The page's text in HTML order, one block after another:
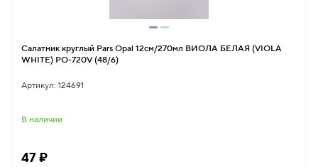
Салатник круглый Pars Opal 12см/270мл ВИОЛА БЕЛАЯ (VIOLA
WHITE) PO-720V (48/6)
Артикул: 124691
В наличии
47 ₽